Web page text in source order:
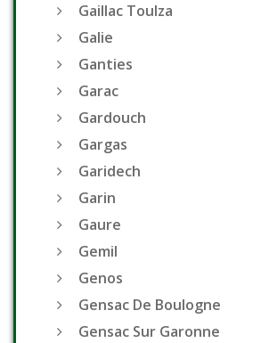
Gaillac Toulza
Galie
Ganties
Garac
Gardouch
Gargas
Garidech
Garin
Gaure
Gemil
Genos
Gensac De Boulogne
Gensac Sur Garonne